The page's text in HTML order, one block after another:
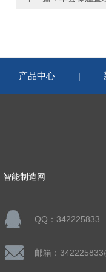
产品中心 |
智能制造网
QQ：342225833
邮箱：